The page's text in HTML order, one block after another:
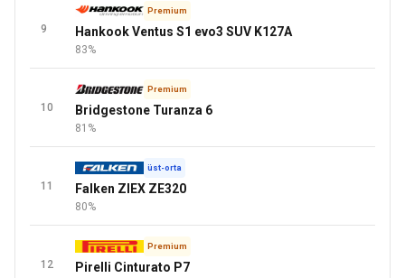
9
Premium
Hankook Ventus S1 evo3 SUV K127A
83%
10
Premium
Bridgestone Turanza 6
81%
11
üst-orta
Falken ZIEX ZE320
80%
12
Premium
Pirelli Cinturato P7